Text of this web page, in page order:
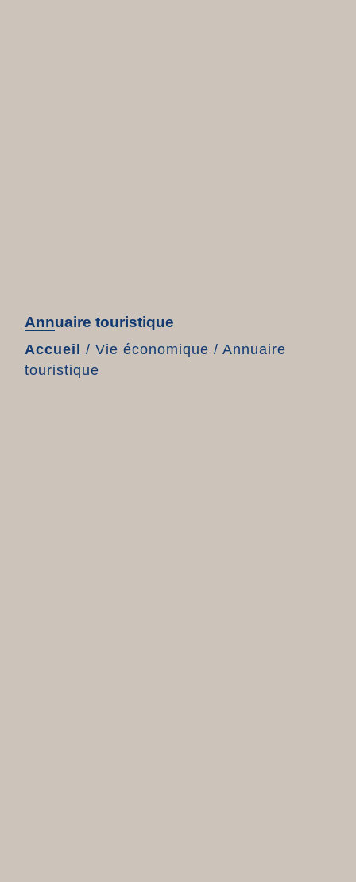
Annuaire touristique
Accueil / Vie économique / Annuaire
touristique